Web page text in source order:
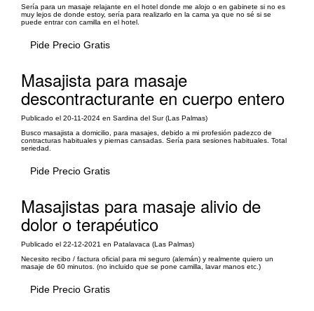
Sería para un masaje relajante en el hotel donde me alojo o en gabinete si no es
muy lejos de donde estoy, sería para realizarlo en la cama ya que no sé si se
puede entrar con camilla en el hotel.
Pide Precio Gratis
Masajista para masaje
descontracturante en cuerpo entero
Publicado el 20-11-2024 en Sardina del Sur (Las Palmas)
Busco masajista a domicilio, para masajes, debido a mi profesión padezco de
contracturas habituales y piernas cansadas. Sería para sesiones habituales. Total
seriedad.
Pide Precio Gratis
Masajistas para masaje alivio de
dolor o terapéutico
Publicado el 22-12-2021 en Patalavaca (Las Palmas)
Necesito recibo / factura oficial para mi seguro (alemán) y realmente quiero un
masaje de 60 minutos. (no incluido que se pone camilla, lavar manos etc.)
Pide Precio Gratis